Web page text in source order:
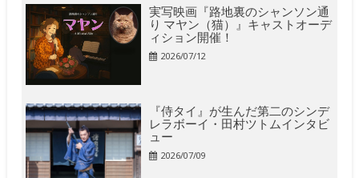
実写映画『路地裏のシャンソン通
り マヤン（猫）』キャストオーデ
ィション開催！
2026/07/12
『侍タイ』が生んだ第二のシンデ
レラボーイ・田村ツトムインタビ
ュー
2026/07/09